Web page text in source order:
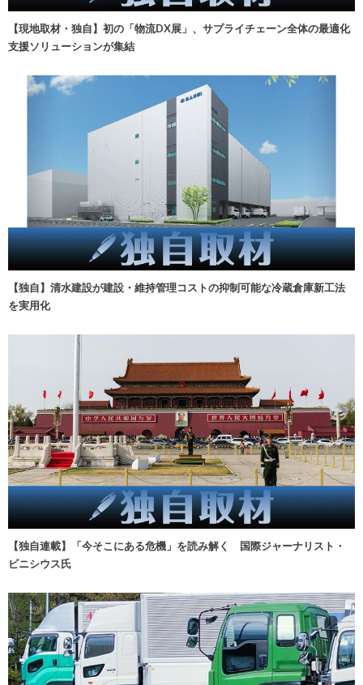
【現地取材・独自】初の「物流DX展」、サプライチェーン全体の最適化
支援ソリューションが集結
【独自】清水建設が建設・維持管理コストの抑制可能な冷蔵倉庫新工法
を実用化
【独自連載】「今そこにある危機」を読み解く 国際ジャーナリスト・
ビニシウス氏